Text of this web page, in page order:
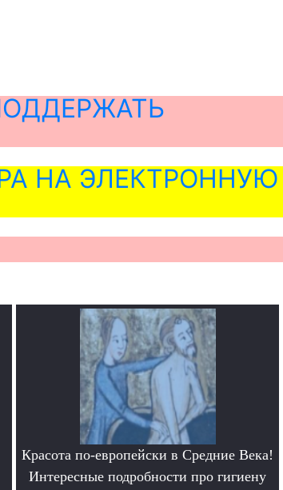
НА ЭЛЕКТРОННУЮ
Красота по-европейски в Средние Века!
Интересные подробности про гигиену